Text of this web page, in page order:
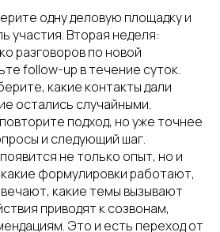
одну деловую площадку и
участия. Вторая неделя:
разговоров по новой
follow-up в течение суток.
какие контакты дали
остались случайными.
подход, но уже точнее
и следующий шаг.
не только опыт, но и
формулировки работают,
какие темы вызывают
приводят к созвонам,
Это и есть переход от